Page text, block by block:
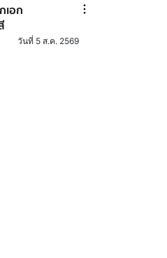
เอก
วันที่ 5 ส.ค. 2569